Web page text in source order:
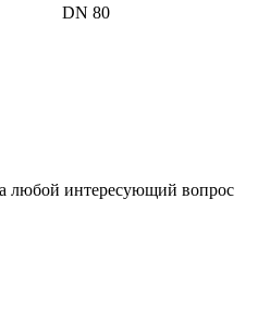
DN 80
любой интересующий вопрос